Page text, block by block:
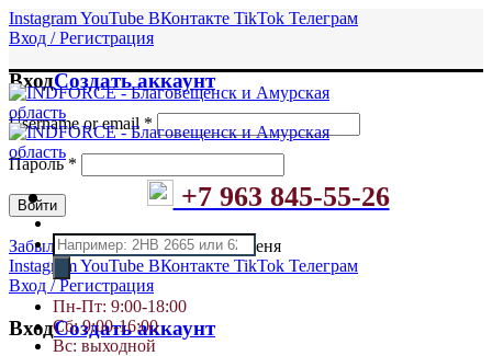
InstagramYouTube ВКонтакте TikTok Телеграм
Вход / Регистрация
ВходСоздать аккаунт
Username or email *
Пароль*
Войти
Забыли пароль?
Запомнить меня
InstagramYouTube ВКонтакте TikTok Телеграм
Вход / Регистрация
ВходСоздать аккаунт
+7 963 845-55-26
Поиск
товаров
Пн-Пт: 9:00-18:00
Сб: 9:00-16:00
Вс: выходной